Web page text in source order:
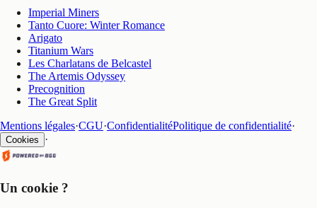
Imperial Miners
Tanto Cuore: Winter Romance
Arigato
Titanium Wars
Les Charlatans de Belcastel
The Artemis Odyssey
Precognition
The Great Split
Mentions légales·CGU·ConfidentialitéPolitique de confidentialité·
Cookies ·
Un cookie ?